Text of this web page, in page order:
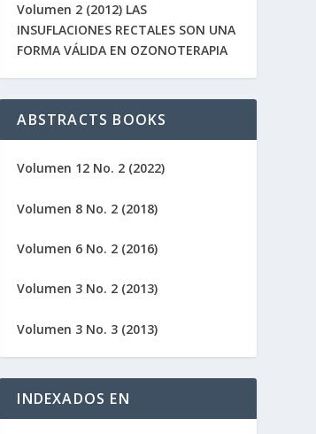
Volumen 2 (2012) LAS
INSUFLACIONES RECTALES SON UNA
FORMA VÁLIDA EN OZONOTERAPIA
ABSTRACTS BOOKS
Volumen 12 No. 2 (2022)
Volumen 8 No. 2 (2018)
Volumen 6 No. 2 (2016)
Volumen 3 No. 2 (2013)
Volumen 3 No. 3 (2013)
INDEXADOS EN